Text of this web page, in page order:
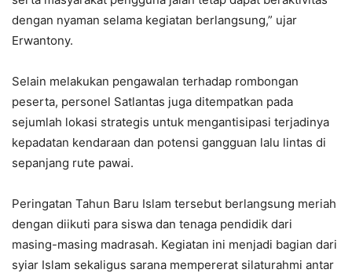
dengan nyaman selama kegiatan berlangsung,” ujar
Erwantony.
Selain melakukan pengawalan terhadap rombongan
peserta, personel Satlantas juga ditempatkan pada
sejumlah lokasi strategis untuk mengantisipasi terjadinya
kepadatan kendaraan dan potensi gangguan lalu lintas di
sepanjang rute pawai.
Peringatan Tahun Baru Islam tersebut berlangsung meriah
dengan diikuti para siswa dan tenaga pendidik dari
masing-masing madrasah. Kegiatan ini menjadi bagian dari
syiar Islam sekaligus sarana mempererat silaturahmi antar